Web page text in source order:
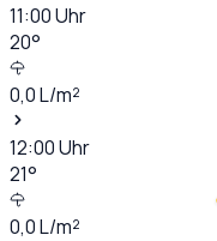
11:00Uhr
20°
0,0L/m²
12:00Uhr
21°
0,0L/m²